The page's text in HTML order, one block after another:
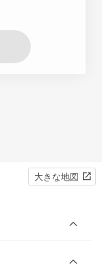
大きな地図